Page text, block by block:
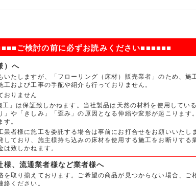
ご検討の前に必ずお読みください■■■■■■
）へ
たしますが、「フローリング（床材）販売業者」のため、施
および工事の手配や紹介も行っておりません。
おりません
」は保証致しかねます。当社製品は天然の材料を使用してい
」や「きしみ」「歪み」の原因となる伸縮や変形が起こります
。
者様に施工を委託する場合は事前にお打合せをお願いいたし
しており、施主様持ち込みの床材を使用する施工をお断りする
致しかねます。
様、流通業者様など業者様へ
取り揃えております。ご希望の商品が見つからない場合、ご
ください。